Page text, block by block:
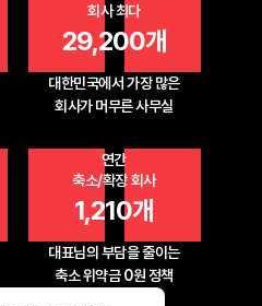
회사 최다
29,200개
대한민국에서 가장 많은
회사가 머무른 사무실
연간
축소/확장 회사
1,210개
대표님의 부담을 줄이는
축소 위약금 0원 정책